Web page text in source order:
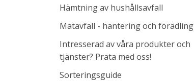
Hämtning av hushållsavfall
Matavfall - hantering och förädling
Intresserad av våra produkter och
tjänster? Prata med oss!
Sorteringsguide